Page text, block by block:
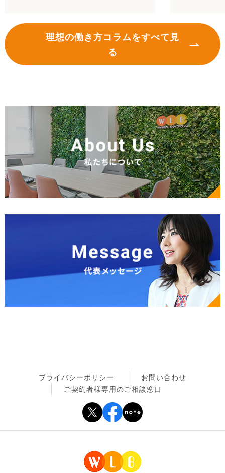
理想の働き方コラムをすべて見
る
プライバシーポリシー
お問い合わせ
ご契約者様専用のご相談窓口